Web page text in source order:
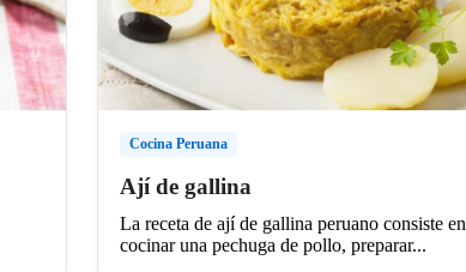
Cocina Peruana
Ají de gallina
La receta de ají de gallina peruano consiste en
cocinar una pechuga de pollo, preparar...